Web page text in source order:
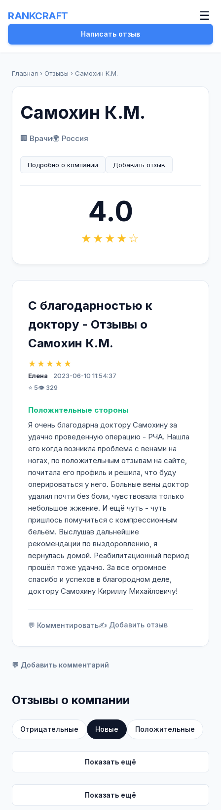
RANKCRAFT ☰
Написать отзыв
Главная › Отзывы › Самохин К.М.
Самохин К.М.
🏢 Врачи🌍 Россия
Подробно о компании Добавить отзыв
4.0
★★★★☆
С благодарностью к
доктору - Отзывы о
Самохин К.М.
★★★★★
Елена
2023-06-10 11:54:37
⭐ 5👁️ 329
Положительные стороны
Я очень благодарна доктору Самохину за
удачно проведенную операцию - РЧА. Нашла
его когда возникла проблема с венами на
ногах, по положительным отзывам на сайте,
почитала его профиль и решила, что буду
оперироваться у него. Больные вены доктор
удалил почти без боли, чувствовала только
небольшое жжение. И ещё чуть - чуть
пришлось помучиться с компрессионным
бельём. Выслушав дальнейшие
рекомендации по выздоровлению, я
вернулась домой. Реабилитационный период
прошёл тоже удачно. За все огромное
спасибо и успехов в благородном деле,
доктору Самохину Кириллу Михайловичу!
💬 Комментировать✍️ Добавить отзыв
💬 Добавить комментарий
Отзывы о компании
Отрицательные Новые Положительные
Показать ещё
Показать ещё